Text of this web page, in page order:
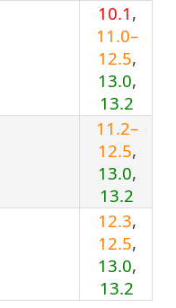
10.1 ,
11.0–
12.5,
13.0,
13.2
11.2–
12.5,
13.0,
13.2
12.3,
12.5,
13.0,
13.2